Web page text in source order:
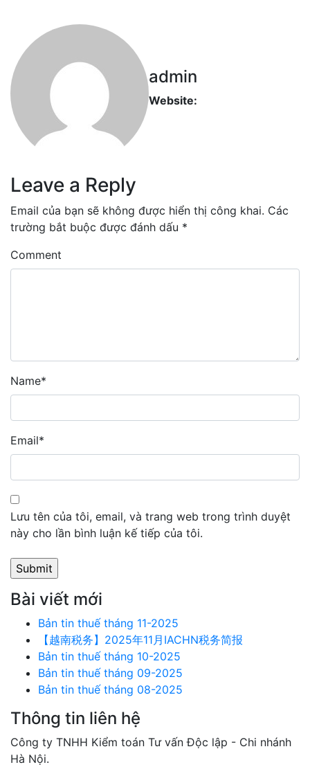
admin
Website:
Leave a Reply
Email của bạn sẽ không được hiển thị công khai. Các
trường bắt buộc được đánh dấu *
Comment
Name*
Email*
Lưu tên của tôi, email, và trang web trong trình duyệt
này cho lần bình luận kế tiếp của tôi.
Bài viết mới
Bản tin thuế tháng 11-2025
【越南税务】2025年11月IACHN税务简报
Bản tin thuế tháng 10-2025
Bản tin thuế tháng 09-2025
Bản tin thuế tháng 08-2025
Thông tin liên hệ
Công ty TNHH Kiểm toán Tư vấn Độc lập - Chi nhánh
Hà Nội.